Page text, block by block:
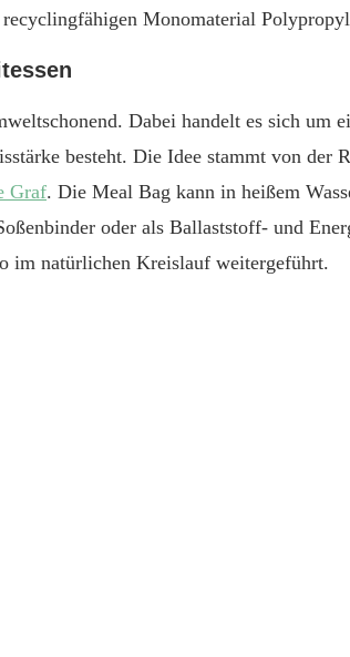
Monomaterial
Dabei handelt es sich um
besteht. Die Idee stammt von der
Graf. Die Meal Bag kann in heißem
oder als Ballaststoff- und
im natürlichen Kreislauf weitergeführt.